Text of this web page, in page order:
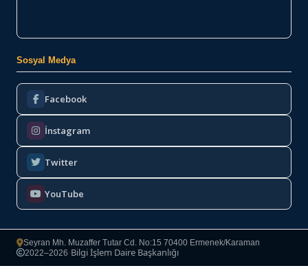
Sosyal Medya
Facebook
İnstagram
Twitter
YouTube
Seyran Mh. Muzaffer Tutar Cd. No:15 70400 Ermenek/Karaman
Copyright
2022–2026·Bilgi İşlem Daire Başkanlığı